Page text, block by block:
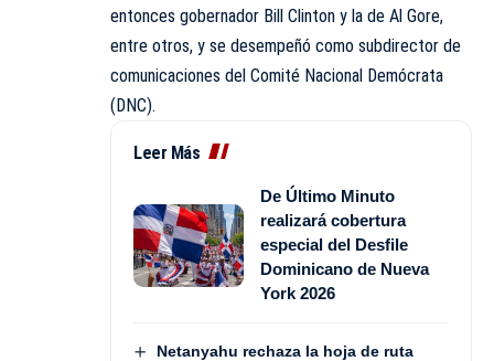
entonces gobernador Bill Clinton y la de Al Gore,
entre otros, y se desempeñó como subdirector de
comunicaciones del Comité Nacional Demócrata
(DNC).
Leer Más
De Último Minuto
realizará cobertura
especial del Desfile
Dominicano de Nueva
York 2026
Netanyahu rechaza la hoja de ruta